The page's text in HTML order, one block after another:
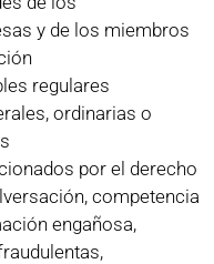
y de los miembros
regulares
ordinarias o
por el derecho
competencia
engañosa,